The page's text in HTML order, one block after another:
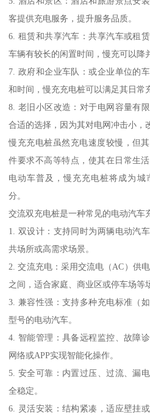
客提供充电服务，提升服务品质。
6. 租赁和共享汽车：共享汽车或租
车辆有较长的闲置时间，慢充可以降
7. 政府和企业车队：或企业单位的
和时间，慢充充电桩可以满足其日常
8. 老旧小区改造：对于电网容量有
合适的选择，因为其对电网冲击小，
慢充充电桩虽然充电速度较慢，但
件要求不高等特点，使其在日常生
电动车普及，慢充充电桩将成为城
分。
交流双充电桩是一种常见的电动汽车
1. 双设计：支持同时为两辆电动汽
共场所或高需求场景。
2. 交流充电：采用交流电（AC）供
之间，适合家庭、商业区或停车场等
3. 兼容性强：支持多种充电标准（
型号的电动汽车。
4. 智能管理：具备远程监控、故障
网络或APP实现智能化操作。
5. 安全可靠：内置过压、过流、漏
全稳定。
6. 灵活安装：结构紧凑，适应壁挂